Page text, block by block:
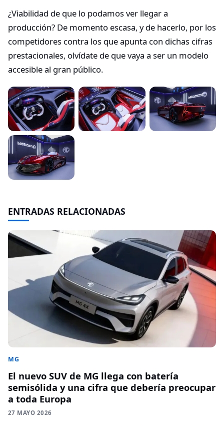
¿Viabilidad de que lo podamos ver llegar a
producción? De momento escasa, y de hacerlo, por los
competidores contra los que apunta con dichas cifras
prestacionales, olvídate de que vaya a ser un modelo
accesible al gran público.
ENTRADAS RELACIONADAS
MG
El nuevo SUV de MG llega con batería
semisólida y una cifra que debería preocupar
a toda Europa
27 MAYO 2026